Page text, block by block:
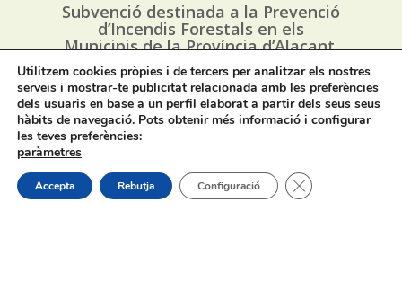
Subvenció destinada a la Prevenció
d’Incendis Forestals en els
Municipis de la Província d’Alacant,
i execució dels Plans Locals de
Prevenció d’Incendis Forestals
(*PLPIF) anualitat 2026
Utilitzem cookies pròpies i de tercers per analitzar els nostres
serveis i mostrar-te publicitat relacionada amb les preferències
dels usuaris en base a un perfil elaborat a partir dels seus seus
hàbits de navegació. Pots obtenir més informació i configurar
les teves preferències:
paràmetres
Accepta Rebutja Configuració Tanca el bàner de